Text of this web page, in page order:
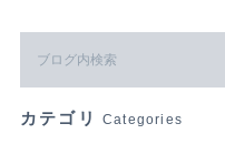
カテゴリ Categories